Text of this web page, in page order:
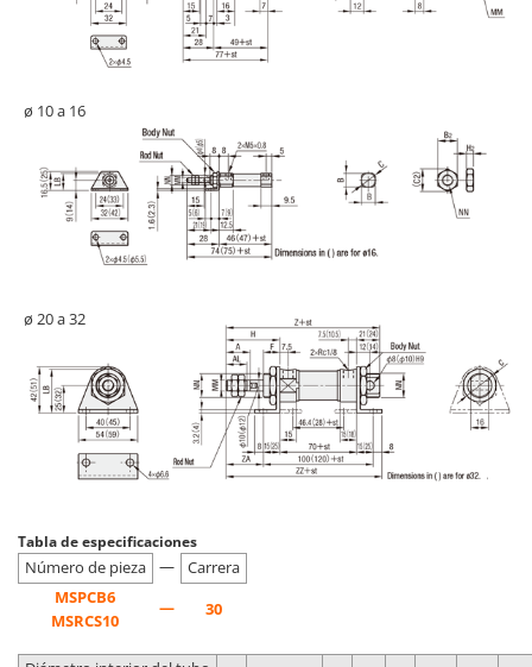
ø 10 a 16
ø 20 a 32
Tabla de especificaciones
Número de pieza
—
Carrera
MSPCB6
MSRCS10
— 30